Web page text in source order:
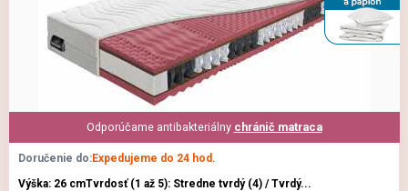
Odporúčame antibakteriálny chránič matraca
Doručenie do:Expedujeme do 24 hod.
Výška: 26 cmTvrdosť (1 až 5): Stredne tvrdý (4) / Tvrdý...